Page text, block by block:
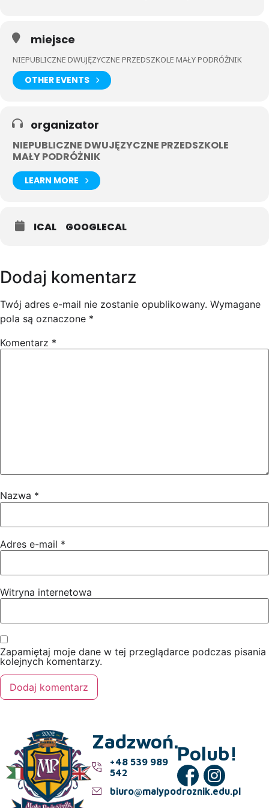
bardzo precyzyjne określenia np. na dziadków i babcie. Zamiast
„tata taty” farfar. To będzie bardzo interesujący tydzień.
miejsce
NIEPUBLICZNE DWUJĘZYCZNE PRZEDSZKOLE MAŁY PODRÓŻNIK
OTHER EVENTS
organizator
NIEPUBLICZNE DWUJĘZYCZNE PRZEDSZKOLE
MAŁY PODRÓŻNIK
LEARN MORE
ICAL GOOGLECAL
Dodaj komentarz
Twój adres e-mail nie zostanie opublikowany. Wymagane
pola są oznaczone *
Komentarz *
Nazwa *
Adres e-mail *
Witryna internetowa
Zapamiętaj moje dane w tej przeglądarce podczas pisania
kolejnych komentarzy.
Zadzwoń.
+48 539 989
542
biuro@malypodroznik.edu.pl
Polub!